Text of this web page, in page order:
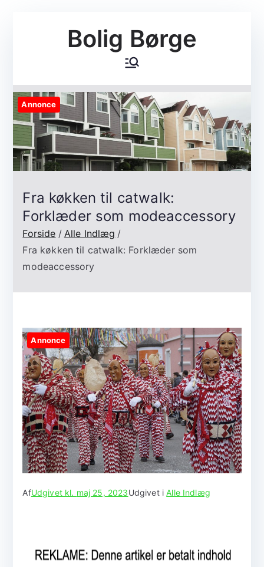
Bolig Børge
Annonce
Fra køkken til catwalk:
Forklæder som modeaccessory
Forside
Alle Indlæg
Fra køkken til catwalk: Forklæder som
modeaccessory
Annonce
AfUdgivet kl. maj 25, 2023Udgivet iAlle Indlæg